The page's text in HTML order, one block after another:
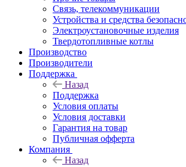
Связь, телекоммуникации
Устройства и средства
Электроустановочные изделия
Твердотопливные котлы
Производство
Производители
Поддержка
Назад
Поддержка
Условия оплаты
Условия доставки
Гарантия на товар
Публичная офферта
Компания
Назад